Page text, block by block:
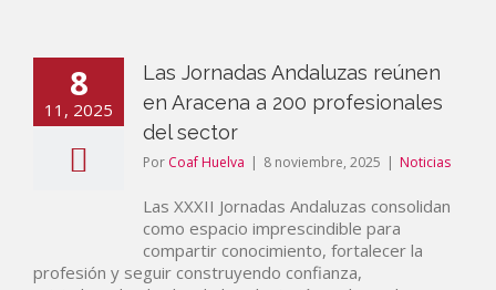
8
11, 2025
Las Jornadas Andaluzas reúnen
en Aracena a 200 profesionales
del sector
Por Coaf Huelva | 8 noviembre, 2025 | Noticias
Las XXXII Jornadas Andaluzas consolidan
como espacio imprescindible para
compartir conocimiento, fortalecer la
profesión y seguir construyendo confianza,